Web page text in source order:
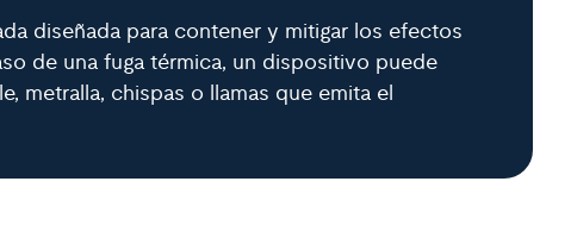
diseñada para contener y mitigar los efectos
de una fuga térmica, un dispositivo puede
metralla, chispas o llamas que emita el